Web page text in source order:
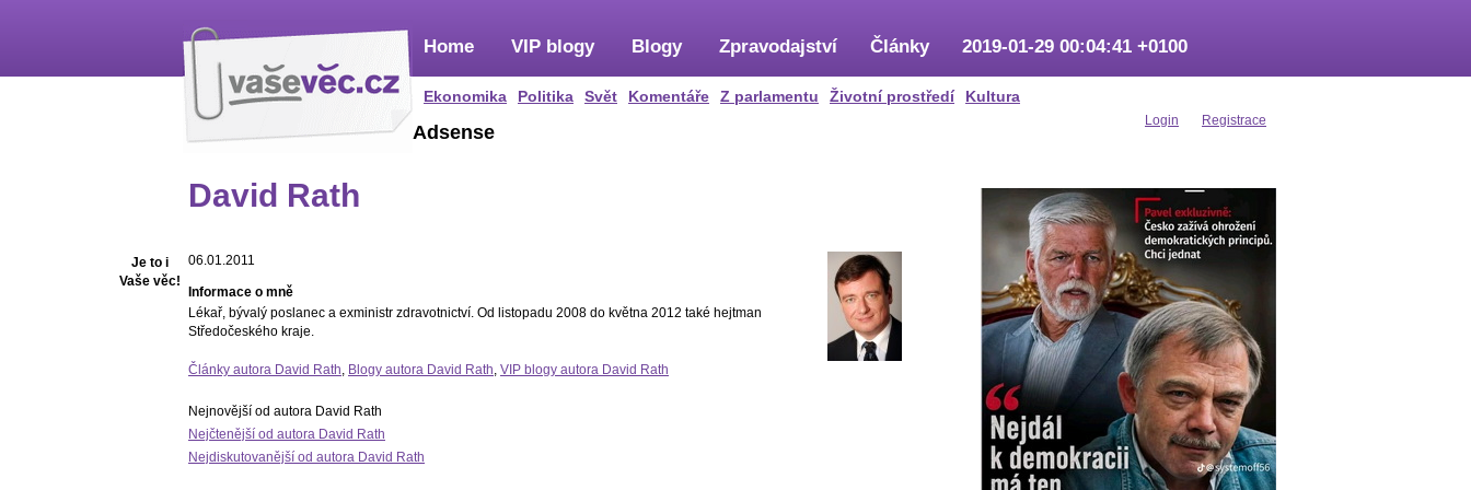
Home
Ekonomika Politika Svět Komentáře Z parlamentu Životní prostředí Kultura
VIP blogy Blogy Zpravodajství Články 2019-01-29 00:04:41 +0100
Login Registrace
Je to i
Vaše věc!
Adsense
David Rath
06.01.2011
Informace o mně
Lékař, bývalý poslanec a exministr zdravotnictví. Od listopadu 2008 do května 2012 také hejtman
Středočeského kraje.
Články autora David Rath, Blogy autora David Rath, VIP blogy autora David Rath
Nejnovější od autora David Rath
Nejčtenější od autora David Rath
Nejdiskutovanější od autora David Rath